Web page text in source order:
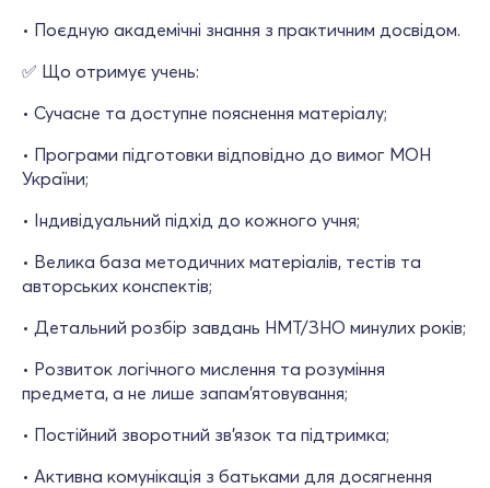
• Поєдную академічні знання з практичним досвідом.
✅ Що отримує учень:
• Сучасне та доступне пояснення матеріалу;
• Програми підготовки відповідно до вимог МОН
України;
• Індивідуальний підхід до кожного учня;
• Велика база методичних матеріалів, тестів та
авторських конспектів;
• Детальний розбір завдань НМТ/ЗНО минулих років;
• Розвиток логічного мислення та розуміння
предмета, а не лише запам’ятовування;
• Постійний зворотний зв’язок та підтримка;
• Активна комунікація з батьками для досягнення